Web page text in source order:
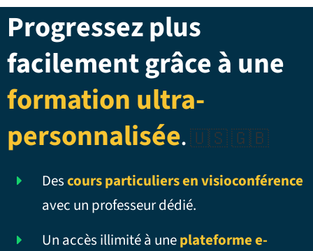
Progressez plus
facilement grâce à une
formation ultra-
personnalisée.🇺🇸 🇬🇧
Descours particuliers en visioconférence
avec un professeur dédié.
Un accès illimité à uneplateforme e-